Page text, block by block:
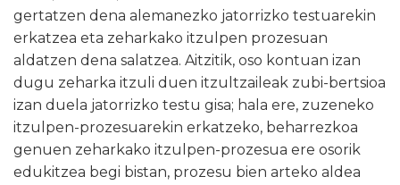
gertatzen dena alemanezko jatorrizko testuarekin
erkatzea eta zeharkako itzulpen prozesuan
aldatzen dena salatzea. Aitzitik, oso kontuan izan
dugu zeharka itzuli duen itzultzaileak zubi-bertsioa
izan duela jatorrizko testu gisa; hala ere, zuzeneko
itzulpen-prozesuarekin erkatzeko, beharrezkoa
genuen zeharkako itzulpen-prozesua ere osorik
edukitzea begi bistan, prozesu bien arteko aldea